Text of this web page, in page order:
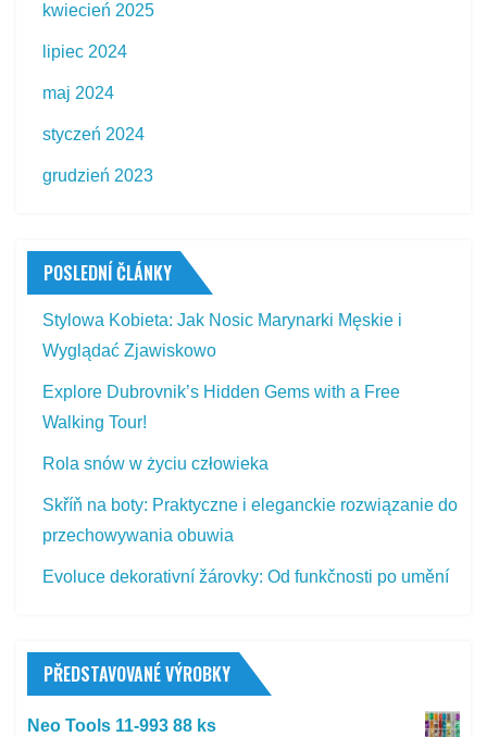
kwiecień 2025
lipiec 2024
maj 2024
styczeń 2024
grudzień 2023
POSLEDNÍ ČLÁNKY
Stylowa Kobieta: Jak Nosic Marynarki Męskie i
Wyglądać Zjawiskowo
Explore Dubrovnik’s Hidden Gems with a Free
Walking Tour!
Rola snów w życiu człowieka
Skříň na boty: Praktyczne i eleganckie rozwiązanie do
przechowywania obuwia
Evoluce dekorativní žárovky: Od funkčnosti po umění
PŘEDSTAVOVANÉ VÝROBKY
Neo Tools 11-993 88 ks